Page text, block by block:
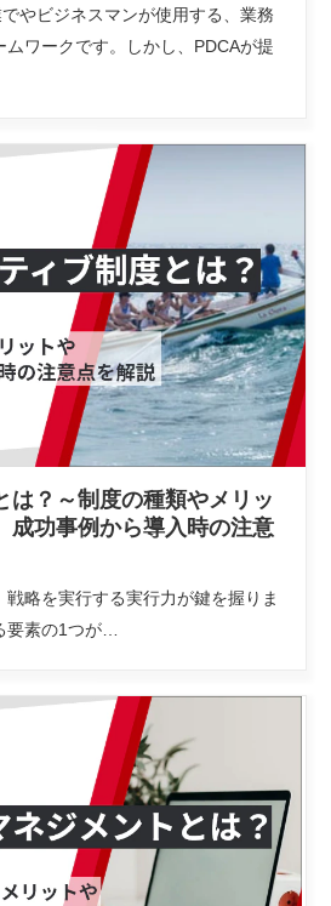
やビジネスマンが使用する、業務
ワークです。しかし、PDCAが提
は？～制度の種類やメリッ
成功事例から導入時の注意
略を実行する実行力が鍵を握りま
要素の1つが…